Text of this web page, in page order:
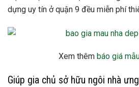
dựng uy tín ở quận 9 đều miễn phí
Xem thêm báo giá
Giúp gia chủ sở hữu ngôi nhà